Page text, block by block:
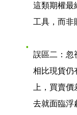
這類期權最
工具，而非
誤區二：忽
相比現貨仍
上，買賣
去就面臨浮